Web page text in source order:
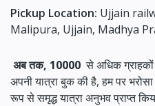
Pickup Location: Ujjain
Malipura, Ujjain, Madhya
अब तक, 10000 से अधिक
अपनी यात्रा बुक की है, हम पर
रूप से समृद्ध यात्रा अनुभव प्राप्त